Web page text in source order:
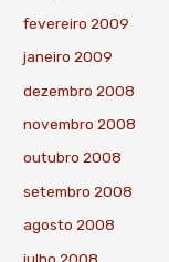
fevereiro 2009
janeiro 2009
dezembro 2008
novembro 2008
outubro 2008
setembro 2008
agosto 2008
julho 2008